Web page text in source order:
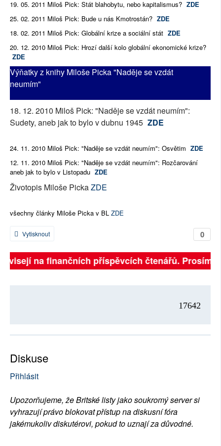
19. 05. 2011 Miloš Pick: Stát blahobytu, nebo kapitalismus? ZDE
25. 02. 2011 Miloš Pick: Bude u nás Kmotrostán? ZDE
18. 02. 2011 Miloš Pick: Globální krize a sociální stát ZDE
20. 12. 2010 Miloš Pick: Hrozí další kolo globální ekonomické krize?
ZDE
Výňatky z knihy Miloše Picka "Naděje se vzdát
neumím"
18. 12. 2010 Miloš Pick: "Naděje se vzdát neumím":
Sudety, aneb jak to bylo v dubnu 1945 ZDE
24. 11. 2010 Miloš Pick: "Naděje se vzdát neumím": Osvětim ZDE
12. 11. 2010 Miloš Pick: "Naděje se vzdát neumím": Rozčarování
aneb jak to bylo v Listopadu ZDE
Životopis Miloše PickaZDE
všechny články Miloše Picka v BL ZDE
0
Vytisknout
na finančních příspěvcích čtenářů. Prosíme,
17642
Diskuse
Přihlásit
Upozorňujeme, že Britské listy jako soukromý server si
vyhrazují právo blokovat přístup na diskusní fóra
jakémukoliv diskutérovi, pokud to uznají za důvodné.